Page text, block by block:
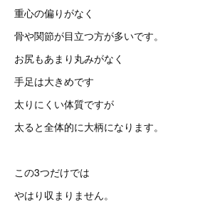
重心の偏りがなく
骨や関節が目立つ方が多いです。
お尻もあまり丸みがなく
手足は大きめです
太りにくい体質ですが
太ると全体的に大柄になります。
この3つだけでは
やはり収まりません。